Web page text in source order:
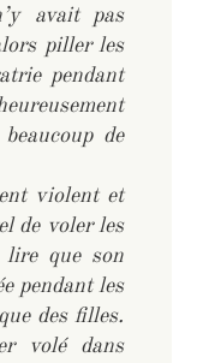
avait pas
piller les
pendant
de
violent et
de voler les
que son
pendant les
des filles.
volé dans